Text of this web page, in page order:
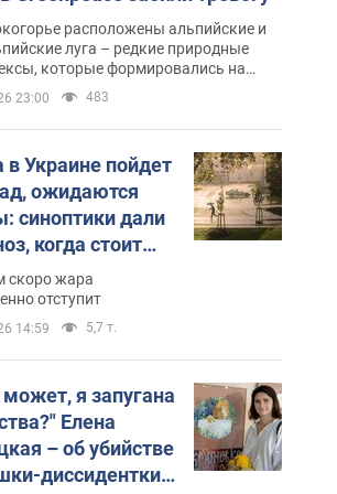
расположены альпийские и
луга – редкие природные
которые формировались на
сотен лет
23:00 483
Украине пойдет
ожидаются
синоптики дали
когда стоит
изменения
скоро жара
отступит
14:59 5,7 т.
я запугана
Елена
– об убийстве
диссидентки